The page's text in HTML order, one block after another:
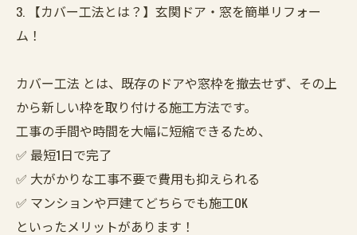
3. 【カバー工法とは？】玄関ドア・窓を簡単リフォー
ム！
カバー工法 とは、既存のドアや窓枠を撤去せず、その上
から新しい枠を取り付ける施工方法です。
工事の手間や時間を大幅に短縮できるため、
✅ 最短1日で完了
✅ 大がかりな工事不要で費用も抑えられる
✅ マンションや戸建てどちらでも施工OK
といったメリットがあります！